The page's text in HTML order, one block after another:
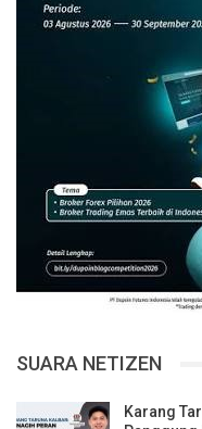
SUARA NETIZEN
Karang